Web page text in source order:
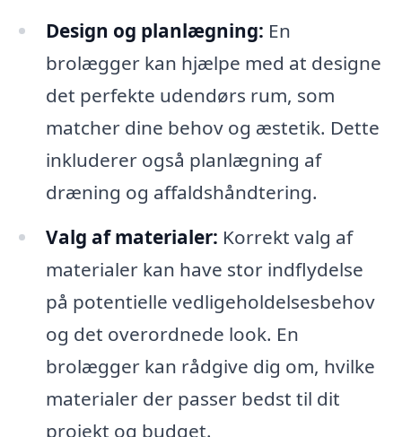
Design og planlægning: En
brolægger kan hjælpe med at designe
det perfekte udendørs rum, som
matcher dine behov og æstetik. Dette
inkluderer også planlægning af
dræning og affaldshåndtering.
Valg af materialer: Korrekt valg af
materialer kan have stor indflydelse
på potentielle vedligeholdelsesbehov
og det overordnede look. En
brolægger kan rådgive dig om, hvilke
materialer der passer bedst til dit
projekt og budget.